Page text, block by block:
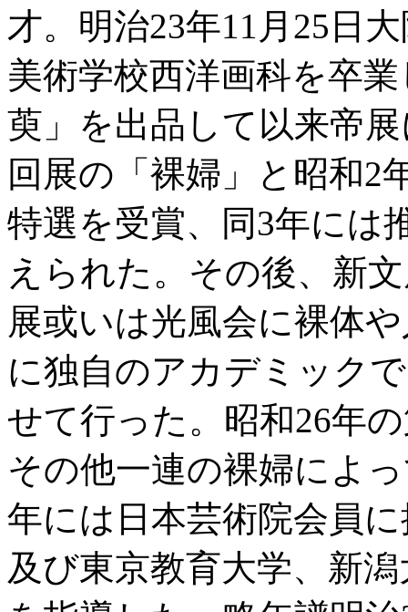
才。明治23年11月25日
美術学校西洋画科を卒
萸」を出品して以来帝
回展の「裸婦」と昭和2
特選を受賞、同3年には
えられた。その後、新
展或いは光風会に裸体
に独自のアカデミック
せて行った。昭和26年
その他一連の裸婦によ
年には日本芸術院会員
及び東京教育大学、新